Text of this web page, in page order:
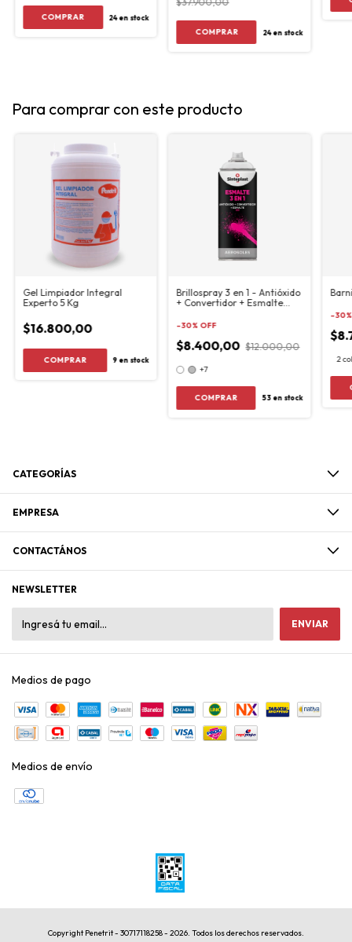
24en stock
24en stock
Para comprar con este producto
Gel Limpiador Integral
Experto 5 Kg
$16.800,00
9en stock
Brillospray 3 en 1 - Antióxido
+ Convertidor + Esmalte
-30% OFF
$8.400,00 $12.000,00
+7
COMPRAR 53en stock
-30
2
CATEGORÍAS
EMPRESA
CONTACTÁNOS
NEWSLETTER
Medios de pago
Medios de envío
Copyright Penetrit - 30717118258 - 2026. Todos los derechos reservados.